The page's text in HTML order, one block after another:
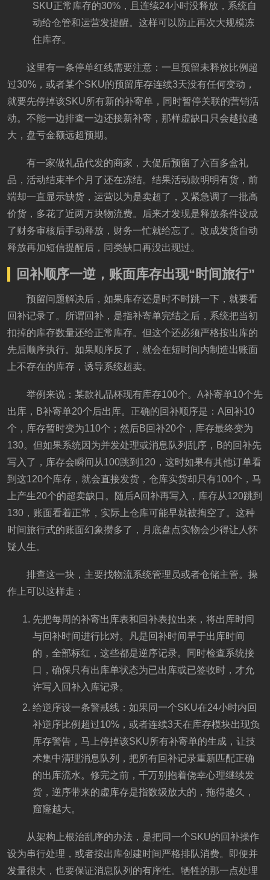
SKU正常库存的30%，且连续24小时没释放，系统自
动给仓管和运营发提醒。这样可以防止再次大规模冻
住库存。
这里有一条停单红线需要注意：一旦预留未释放比例超
过30%，或者某个SKU的预留库存连续3天没有任何变动，
就要先停掉该SKU所有新的补寄单，同时暂停关联的营销活
动。不能一边排查一边还接新补寄，那样虚缺口只会越拉越
大，盘亏金额远超预期。
有一家做礼品代发的商家，大促后预留了六百多盒礼
品，活动结束半个月了还在冻结。结果活动款明明有货，前
端却一直显示缺货，运营以为是卖超了，又紧急调了一批高
价货，多花了近两万块物流费。后来才发现是释放条件设成
了财务审核后手动释放，财务一忙就给忘了。改成发货自动
释放再加短信提醒后，同类缺口再没出现过。
回补顺序一逆，账面库存出现“时间旅行”
预留问题解决后，如果库存还是时不时跳一下，就要看
回补记录了。所谓回补，是指补寄单完结之后，系统把当初
扣掉的库存数量还给正常库存。但这个还必须严格按出库的
先后顺序执行。如果顺序反了，就会在短时间内制造出账面
上不存在的库存，诱导系统超卖。
举例来说：某款礼品杯现有库存100个。A补寄单10个先
出库，B补寄单20个后出库。正确的回补顺序是：A回补10
个，库存暂时变为110个；然后B回补20个，库存最终变为
130。但如果系统因为并发处理或消息队列乱序，B的回补先
写入了，库存会瞬间从100跳到120，这时如果有其他订单看
到这120个库存，就会直接发货，仓库实货却只有100个，马
上产生20个的超卖缺口。随后A回补再写入，库存从120跳到
130，账面看着正常，实际上仓库可能早就被掏空了。这种
时间旅行式的账面幻象攒多了，月底盘点实物会少得让人怀
疑人生。
排查这一块，主要找物流系统管理员或者仓储主管。操
作上可以这样走：
先把每周的补寄出库表和回补表拉出来，将出库时间
与回补时间进行比对。凡是回补时间早于出库时间
的，全部标红，这些都是逆序记录。同时检查系统接
口，确保只有出库单状态为已出库或已签收时，才允
许写入回补入库记录。
给逆序设一条警戒线：如果同一个SKU在24小时内回
补逆序比例超过10%，或者连续3天在库存模块出现负
库存警告，马上停掉该SKU所有补寄单的生成，让技
术集中清理消息队列，把所有回补记录重新匹配正确
的出库流水。修完之前，千万别抱着侥幸心理继续发
货，逆序带来的虚库存是指数级放大的，拖得越久，
窟窿越大。
从架构上根治乱序的办法，是把同一个SKU的回补操作
设为串行处理，或者按出库创建时间严格排队消费。即便并
发量很大，也要保证消息队列的有序性。牺牲的那一点处理